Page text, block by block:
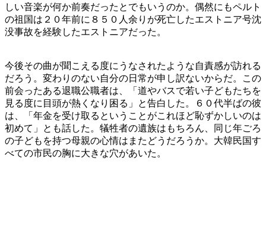
しい音楽が何か前奏だったとでもいうのか。偶然にもペルト
の祖国は２０年前に８５０人余りが死亡したエストニア号沈
没事故を経験したエストニアだった。
今後その曲が聞こえる度にうなされたような自責感が訪れる
だろう。変わりのない自分の日常が申し訳ないからだ。この
前会ったある退職公職者は、「道やバスで若い子どもたちを
見る度に目頭が熱くなり困る」と告白した。６０代半ばの彼
は、「年金を受け取るということがこれほど恥ずかしいのは
初めて」とも話した。犠牲者の遺族はもちろん、同じ年ごろ
の子どもを持つ母親の心情はまたどうだろうか。大韓民国す
べての市民の胸に大きな穴があいた。